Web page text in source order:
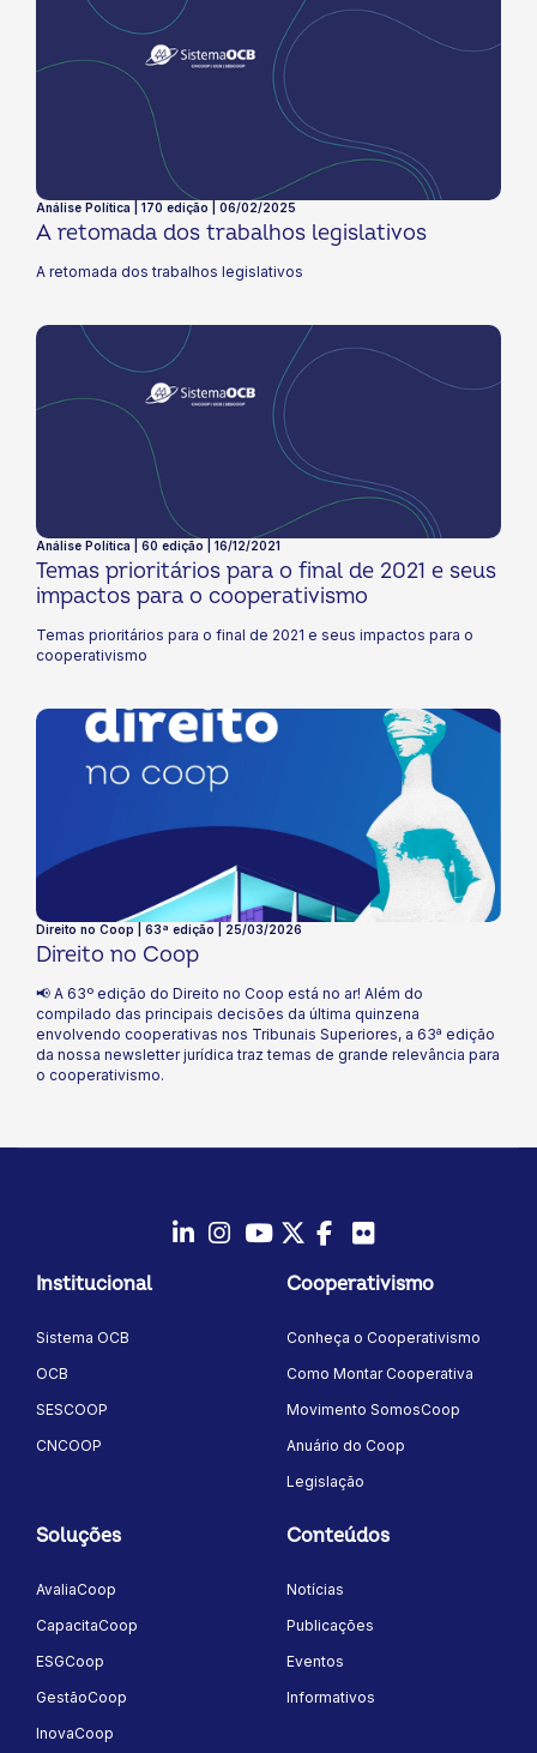
Análise Política | 170 edição | 06/02/2025
A retomada dos trabalhos legislativos
A retomada dos trabalhos legislativos
Análise Política | 60 edição | 16/12/2021
Temas prioritários para o final de 2021 e seus
impactos para o cooperativismo
Temas prioritários para o final de 2021 e seus impactos para o
cooperativismo
Direito no Coop | 63ª edição | 25/03/2026
Direito no Coop
📢 A 63º edição do Direito no Coop está no ar! Além do
compilado das principais decisões da última quinzena
envolvendo cooperativas nos Tribunais Superiores, a 63ª edição
da nossa newsletter jurídica traz temas de grande relevância para
o cooperativismo.
Instagram
YoutubeTwitter/X
Facebook
Institucional
Sistema OCB
OCB
SESCOOP
CNCOOP
Cooperativismo
Conheça o Cooperativismo
Como Montar Cooperativa
Movimento SomosCoop
Anuário do Coop
Legislação
Soluções
AvaliaCoop
CapacitaCoop
ESGCoop
GestãoCoop
InovaCoop
Conteúdos
Notícias
Publicações
Eventos
Informativos